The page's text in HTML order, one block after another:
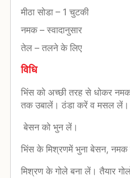
मीठा सोडा– 1 चुटकी
नमक–स्वादानुसार
तेल –तलने के लिए
विधि
भिंस को अच्छी तरह से धोकर
तक उबालें। ठंडा करें व मसल लें।
बेसन को भुन लें।
भिंस के मिश्रणमें भुना बेसन, नमक
मिश्रण के गोले बना लें। तैयार